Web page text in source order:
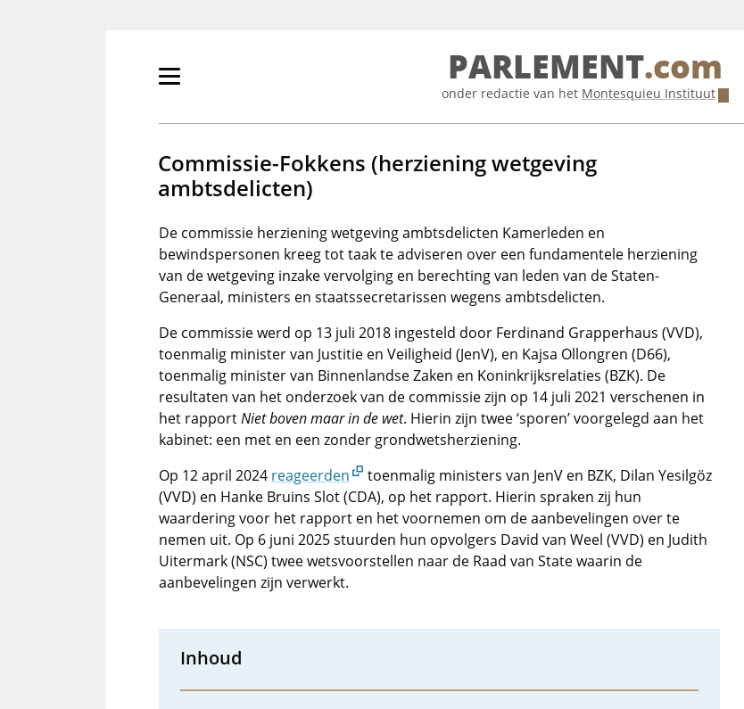
Primair
tonen/verbergen
PARLEMENT.com
onder redactie van het Montesquieu Instituut
Commissie-Fokkens (herziening wetgeving
ambtsdelicten)
De commissie herziening wetgeving ambtsdelicten Kamerleden en
bewindspersonen kreeg tot taak te adviseren over een fundamentele herziening
van de wetgeving inzake vervolging en berechting van leden van de Staten-
Generaal, ministers en staatssecretarissen wegens ambtsdelicten.
De commissie werd op 13 juli 2018 ingesteld door Ferdinand Grapperhaus (VVD),
toenmalig minister van Justitie en Veiligheid (JenV), en Kajsa Ollongren (D66),
toenmalig minister van Binnenlandse Zaken en Koninkrijksrelaties (BZK). De
resultaten van het onderzoek van de commissie zijn op 14 juli 2021 verschenen in
het rapportNiet boven maar in de wet. Hierin zijn twee ‘sporen’ voorgelegd aan het
kabinet: een met en een zonder grondwetsherziening.
Op 12 april 2024 reageerden
toenmalig ministers van JenV en BZK, Dilan Yesilgöz
(VVD) en Hanke Bruins Slot (CDA), op het rapport. Hierin spraken zij hun
waardering voor het rapport en het voornemen om de aanbevelingen over te
nemen uit. Op 6 juni 2025 stuurden hun opvolgers David van Weel (VVD) en Judith
Uitermark (NSC) twee wetsvoorstellen naar de Raad van State waarin de
aanbevelingen zijn verwerkt.
Inhoud